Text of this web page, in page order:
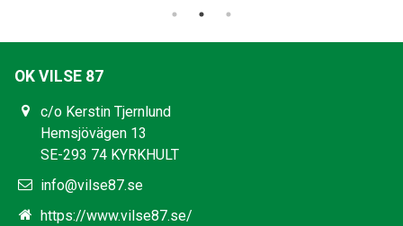
OK VILSE 87
c/o Kerstin Tjernlund
Hemsjövägen 13
SE-293 74 KYRKHULT
info@vilse87.se
https://www.vilse87.se/